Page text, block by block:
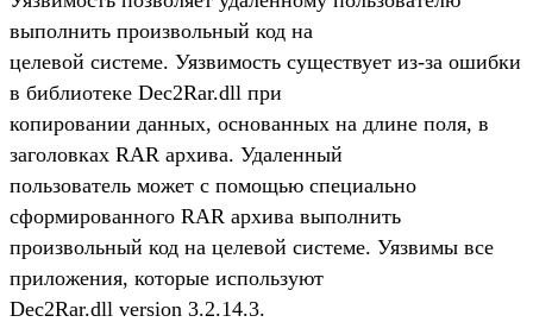
выполнить произвольный код на
целевой системе. Уязвимость существует из-за ошибки
в библиотеке Dec2Rar.dll при
копировании данных, основанных на длине поля, в
заголовках RAR архива. Удаленный
пользователь может с помощью специально
сформированного RAR архива выполнить
произвольный код на целевой системе. Уязвимы все
приложения, которые используют
Dec2Rar.dll version 3.2.14.3.